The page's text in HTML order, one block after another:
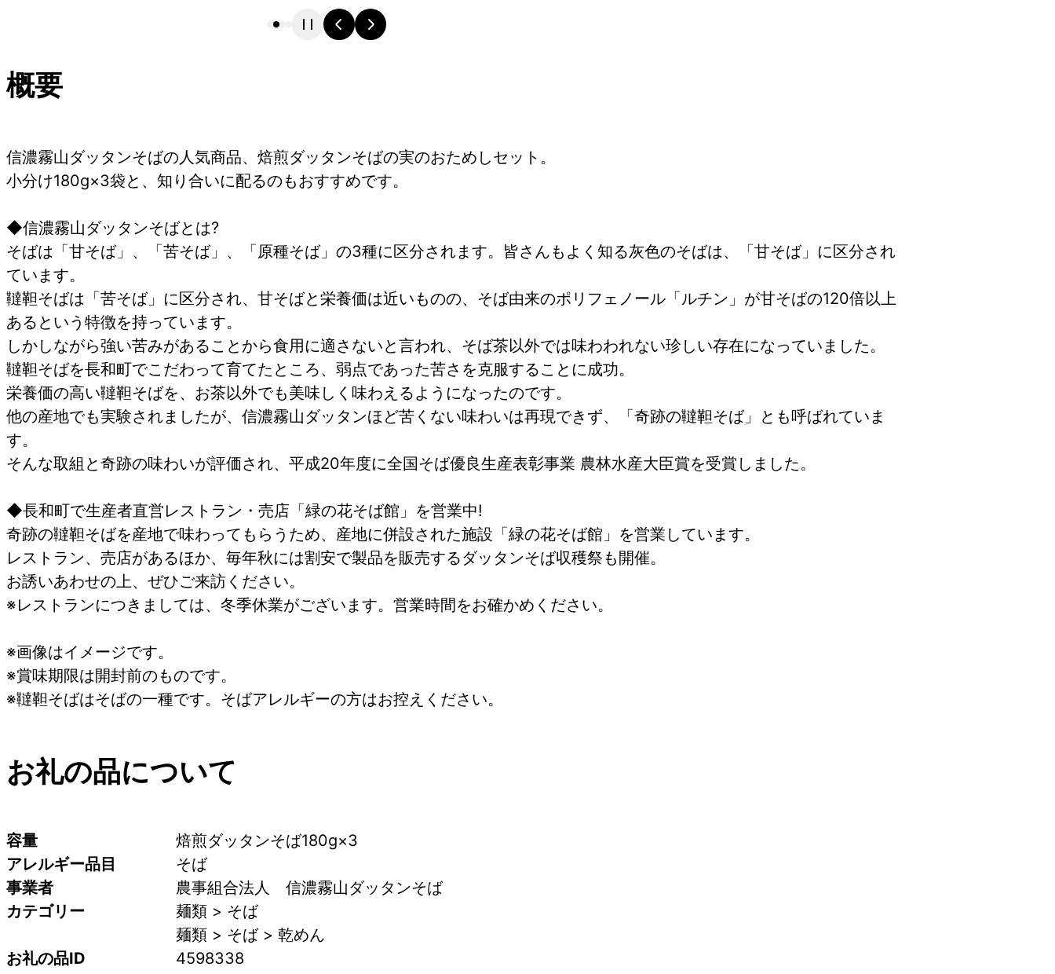
概要
信濃霧山ダッタンそばの人気商品、焙煎ダッタンそばの実のおためしセット。
小分け180g×3袋と、知り合いに配るのもおすすめです。
◆信濃霧山ダッタンそばとは?
そばは「甘そば」、「苦そば」、「原種そば」の3種に区分されます。皆さんもよく知る灰色のそばは、「甘そば」に区分され
ています。
韃靼そばは「苦そば」に区分され、甘そばと栄養価は近いものの、そば由来のポリフェノール「ルチン」が甘そばの120倍以上
あるという特徴を持っています。
しかしながら強い苦みがあることから食用に適さないと言われ、そば茶以外では味わわれない珍しい存在になっていました。
韃靼そばを長和町でこだわって育てたところ、弱点であった苦さを克服することに成功。
栄養価の高い韃靼そばを、お茶以外でも美味しく味わえるようになったのです。
他の産地でも実験されましたが、信濃霧山ダッタンほど苦くない味わいは再現できず、「奇跡の韃靼そば」とも呼ばれていま
す。
そんな取組と奇跡の味わいが評価され、平成20年度に全国そば優良生産表彰事業 農林水産大臣賞を受賞しました。
◆長和町で生産者直営レストラン・売店「緑の花そば館」を営業中!
奇跡の韃靼そばを産地で味わってもらうため、産地に併設された施設「緑の花そば館」を営業しています。
レストラン、売店があるほか、毎年秋には割安で製品を販売するダッタンそば収穫祭も開催。
お誘いあわせの上、ぜひご来訪ください。
※レストランにつきましては、冬季休業がございます。営業時間をお確かめください。
※画像はイメージです。
※賞味期限は開封前のものです。
※韃靼そばはそばの一種です。そばアレルギーの方はお控えください。
お礼の品について
容量
焙煎ダッタンそば180g×3
アレルギー品目
そば
事業者
農事組合法人　信濃霧山ダッタンそば
カテゴリー
麺類 > そば
麺類 > そば > 乾めん
お礼の品ID
4598338